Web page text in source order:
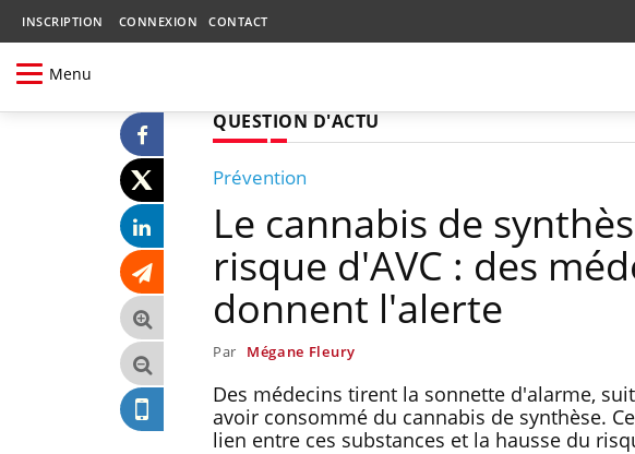
INSCRIPTION CONNEXION CONTACT
Menu
QUESTION D'ACTU
Prévention
Le cannabis de
risque d'AVC : des
donnent l'alerte
Par Mégane Fleury
Des médecins tirent la sonnette d'alarme,
avoir consommé du cannabis de synthèse.
lien entre ces substances et la hausse du